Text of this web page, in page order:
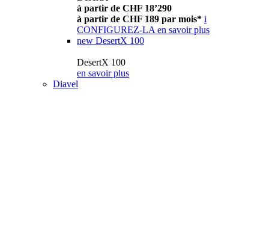
à partir de CHF 18’290
à partir de CHF 189 par mois* i
CONFIGUREZ-LA en savoir plus
new DesertX 100
DesertX 100
en savoir plus
Diavel